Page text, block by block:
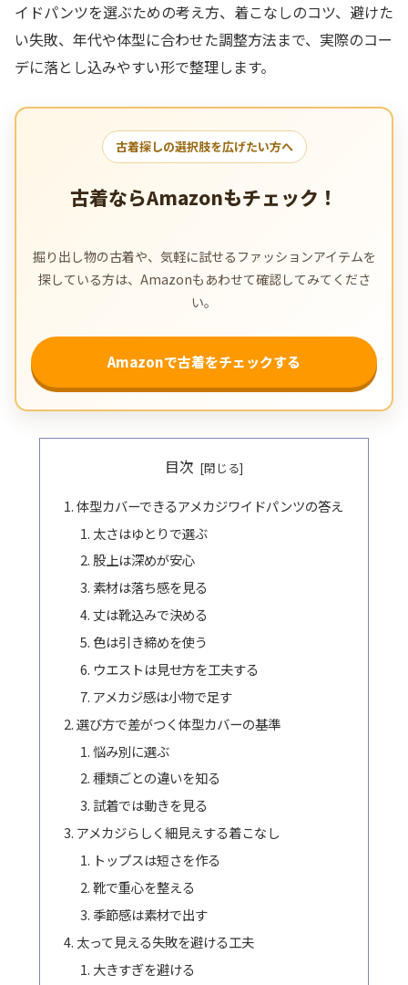
イドパンツを選ぶための考え方、着こなしのコツ、避けた
い失敗、年代や体型に合わせた調整方法まで、実際のコー
デに落とし込みやすい形で整理します。
古着探しの選択肢を広げたい方へ
古着ならAmazonもチェック！
掘り出し物の古着や、気軽に試せるファッションアイテムを
探している方は、Amazonもあわせて確認してみてくださ
い。
Amazonで古着をチェックする
目次
体型カバーできるアメカジワイドパンツの答え
太さはゆとりで選ぶ
股上は深めが安心
素材は落ち感を見る
丈は靴込みで決める
色は引き締めを使う
ウエストは見せ方を工夫する
アメカジ感は小物で足す
選び方で差がつく体型カバーの基準
悩み別に選ぶ
種類ごとの違いを知る
試着では動きを見る
アメカジらしく細見えする着こなし
トップスは短さを作る
靴で重心を整える
季節感は素材で出す
太って見える失敗を避ける工夫
大きすぎを避ける